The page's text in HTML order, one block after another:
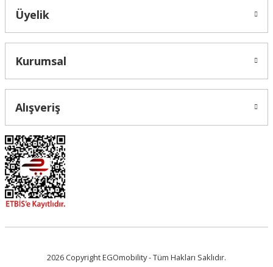
Üyelik
Kurumsal
Alışveriş
2026 Copyright EGOmobility - Tüm Hakları Saklıdır.